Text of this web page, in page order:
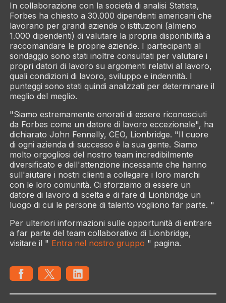
In collaborazione con la società di analisi Statista,
Forbes ha chiesto a 30.000 dipendenti americani che
lavorano per grandi aziende o istituzioni (almeno
1.000 dipendenti) di valutare la propria disponibilità a
raccomandare le proprie aziende. I partecipanti al
sondaggio sono stati inoltre consultati per valutare i
propri datori di lavoro su argomenti relativi al lavoro,
quali condizioni di lavoro, sviluppo e indennità. I
punteggi sono stati quindi analizzati per determinare il
meglio del meglio.
"Siamo estremamente onorati di essere riconosciuti
da Forbes come un datore di lavoro eccezionale", ha
dichiarato John Fennelly, CEO, Lionbridge. "Il cuore
di ogni azienda di successo è la sua gente. Siamo
molto orgogliosi del nostro team incredibilmente
diversificato e dell'attenzione incessante che hanno
sull'aiutare i nostri clienti a collegare i loro marchi
con le loro comunità. Ci sforziamo di essere un
datore di lavoro di scelta e di fare di Lionbridge un
luogo di cui le persone di talento vogliono far parte. "
Per ulteriori informazioni sulle opportunità di entrare
a far parte del team collaborativo di Lionbridge,
visitare il " Entra nel nostro gruppo " pagina.